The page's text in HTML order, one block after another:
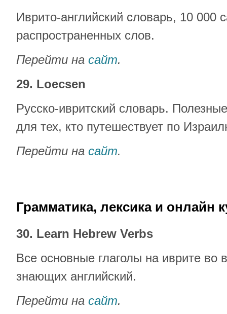
Иврито-английский словарь, 10 000
распространенных слов.
Перейти на сайт.
29. Loecsen
Русско-ивритский словарь.
для тех, кто путешествует по
Перейти на сайт.
Грамматика, лексика и онлайн
30. Learn Hebrew Verbs
Все основные глаголы на иврите во
знающих английский.
Перейти на сайт.